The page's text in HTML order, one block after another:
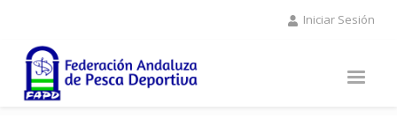
contenido
principal
Iniciar Sesión